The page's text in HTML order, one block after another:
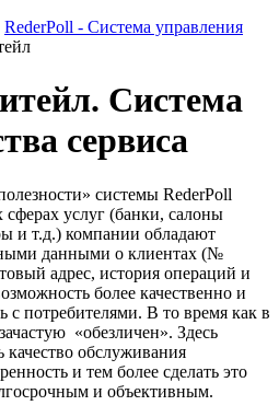
RederPoll - Система управления
Система
сервиса
системы RederPoll
услуг (банки, салоны
и т.д.) компании обладают
данными о клиентах (№
адрес, история операций и
более качественно и
с потребителями. В то время как в
«обезличен». Здесь
обслуживания
и тем более сделать это
и объективным.